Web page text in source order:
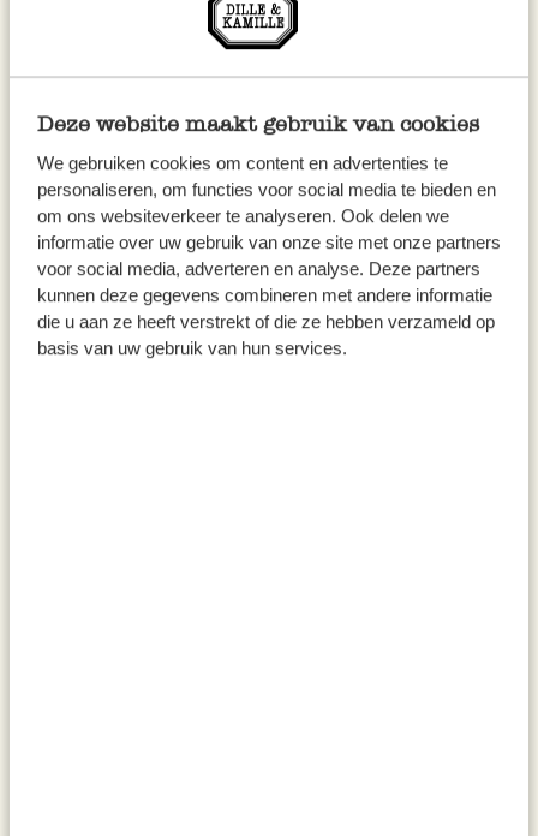
Deze website maakt gebruik van cookies
We gebruiken cookies om content en advertenties te
personaliseren, om functies voor social media te bieden en
om ons websiteverkeer te analyseren. Ook delen we
informatie over uw gebruik van onze site met onze partners
voor social media, adverteren en analyse. Deze partners
kunnen deze gegevens combineren met andere informatie
die u aan ze heeft verstrekt of die ze hebben verzameld op
basis van uw gebruik van hun services.
Tafelkleed extra lang, linnen,
naturel, 137 x 350 cm
99,95
Tafelkleed extra lang, GOTS
bio-katoen, offwhite, 145 x
350 cm
49,95